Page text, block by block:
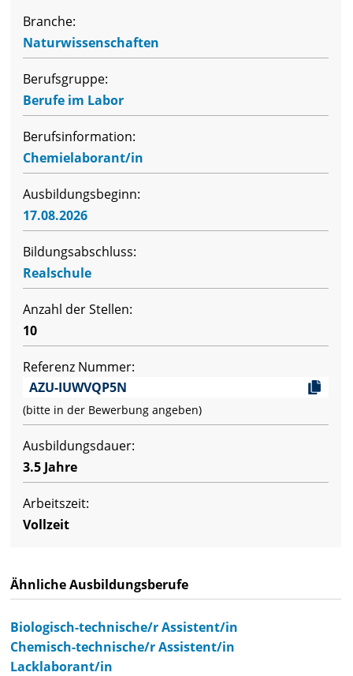
Branche:
Naturwissenschaften
Berufsgruppe:
Berufe im Labor
Berufsinformation:
Chemielaborant/in
Ausbildungsbeginn:
17.08.2026
Bildungsabschluss:
Realschule
Anzahl der Stellen:
10
Referenz Nummer:
AZU-IUWVQP5N
(bitte in der Bewerbung angeben)
Ausbildungsdauer:
3.5 Jahre
Arbeitszeit:
Vollzeit
Ähnliche Ausbildungsberufe
Biologisch-technische/r Assistent/in
Chemisch-technische/r Assistent/in
Lacklaborant/in